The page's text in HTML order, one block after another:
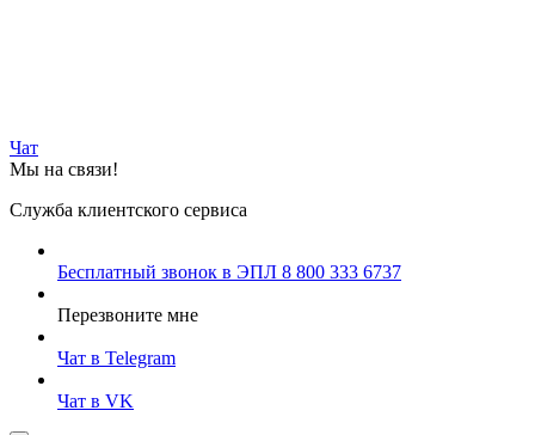
Чат
Мы на связи!
Служба клиентского сервиса
Бесплатный звонок в ЭПЛ 8 800 333 6737
Перезвоните мне
Чат в Telegram
Чат в VK